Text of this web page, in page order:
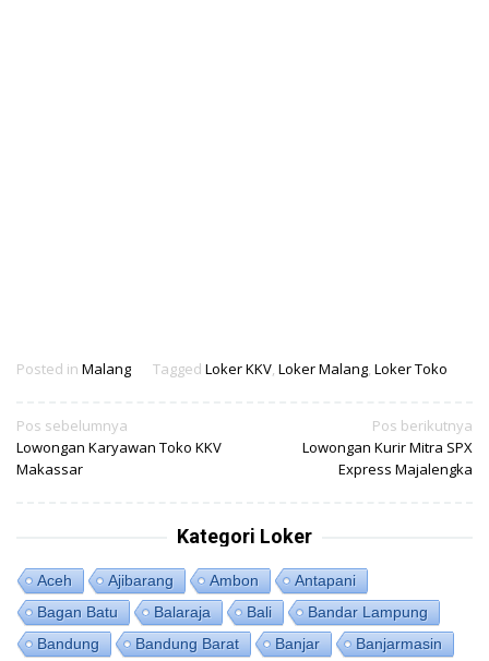
Posted in Malang Tagged Loker KKV, Loker Malang, Loker Toko
Navigasi
pos
Pos sebelumnya
Lowongan Karyawan Toko KKV
Makassar
Pos berikutnya
Lowongan Kurir Mitra SPX
Express Majalengka
Kategori Loker
Aceh Ajibarang Ambon
Antapani
Bagan Batu
Balaraja Bali
Bandar Lampung
Bandung
Bandung Barat Banjar
Banjarmasin